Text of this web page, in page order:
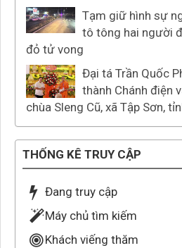
Tạm giữ hình sự
tô tông hai người
đỏ tử vong
Đại tá Trần Quốc
thành Chánh điện
chùa Sleng Cũ, xã Tập Sơn,
THỐNG KÊ TRUY CẬP
Đang truy cập
Máy chủ tìm kiếm
Khách viếng thăm